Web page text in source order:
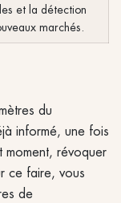
et la détection
marchés.
du
informé, une fois
moment, révoquer
ce faire, vous
de